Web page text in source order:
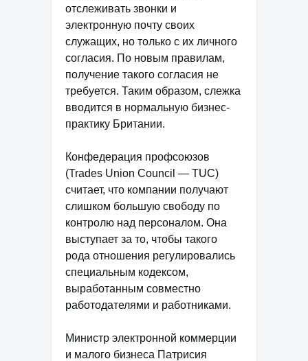
отслеживать звонки и
электронную почту своих
служащих, но только с их личного
согласия. По новым правилам,
получение такого согласия не
требуется. Таким образом, слежка
вводится в нормальную бизнес-
практику Британии.
Конфедерация профсоюзов
(Trades Union Council — TUC)
считает, что компании получают
слишком большую свободу по
контролю над персоналом. Она
выступает за то, чтобы такого
рода отношения регулировались
специальным кодексом,
выработанным совместно
работодателями и работниками.
Министр электронной коммерции
и малого бизнеса Патрисия